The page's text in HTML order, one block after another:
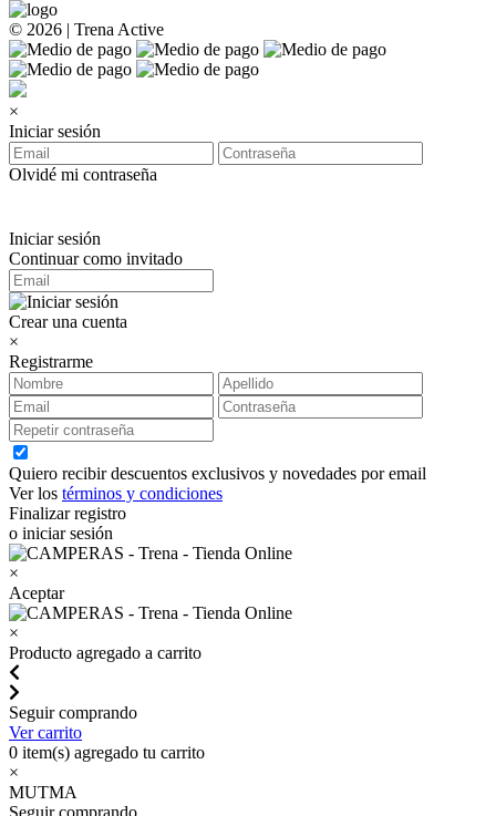
© 2026 | Trena Active
×
Iniciar sesión
Olvidé mi contraseña
Iniciar sesión
Continuar como invitado
Crear una cuenta
×
Registrarme
Quiero recibir descuentos exclusivos y novedades por email
Ver los términos y condiciones
Finalizar registro
o iniciar sesión
×
Aceptar
×
Producto agregado a carrito
Seguir comprando
Ver carrito
0 item(s) agregado tu carrito
×
MUTMA
Seguir comprando